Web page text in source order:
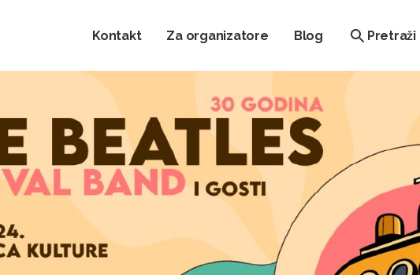
Kontakt Za organizatore Blog Pretraži